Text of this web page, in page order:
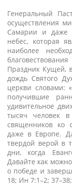
Генеральный
осуществления
Самарии и даже
небес, которая
наиболее
Праздник Кущей,
дождь Святого
церкви словами:
получившие
удивительное
тысяч человек
священников ко
даже в Европе.
твердой верой в
дни, когда
Давайте как
о победе и
18; Ин 7:1–2;